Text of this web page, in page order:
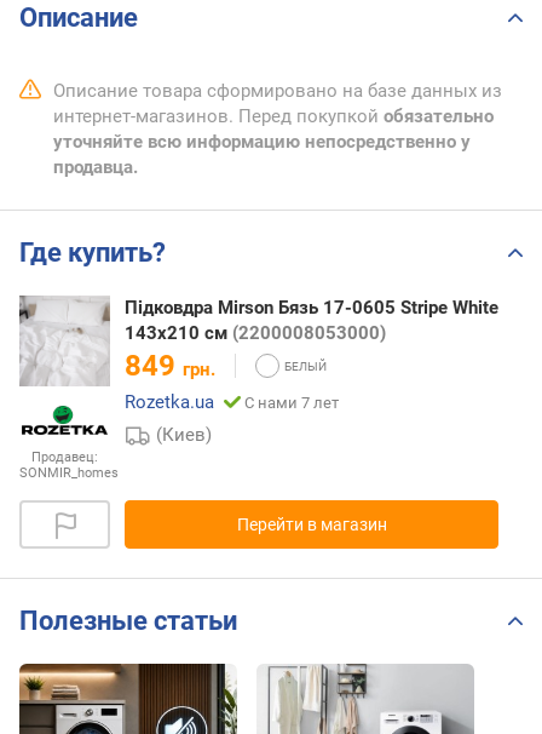
Описание
Описание товара сформировано на базе данных из
интернет-магазинов. Перед покупкой обязательно
уточняйте всю информацию непосредственно у
продавца.
Где купить?
Продавец:
SONMIR_homes
Підковдра Mirson Бязь 17-0605 Stripe White
143x210 см (2200008053000)
849 грн.
Rozetka.ua
С нами 7 лет
(Киев)
Перейти в магазин
Полезные статьи